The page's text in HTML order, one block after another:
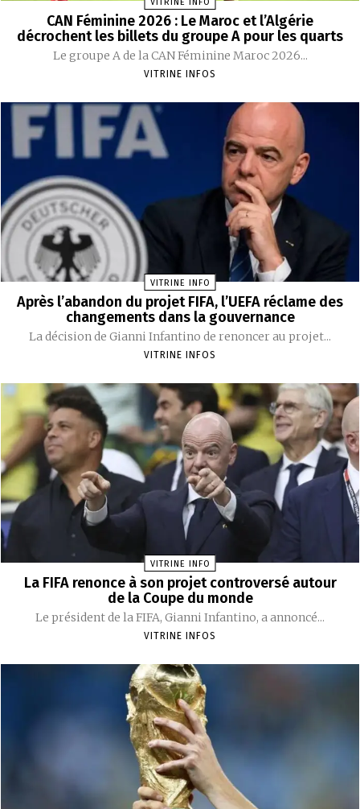
CAN Féminine 2026 : Le Maroc et l’Algérie
décrochent les billets du groupe A pour les quarts
Le groupe A de la CAN Féminine Maroc 2026...
VITRINE INFOS
VITRINE INFO
Après l’abandon du projet FIFA, l’UEFA réclame des
changements dans la gouvernance
La décision de Gianni Infantino de renoncer au projet...
VITRINE INFOS
VITRINE INFO
La FIFA renonce à son projet controversé autour
de la Coupe du monde
Le président de la FIFA, Gianni Infantino, a annoncé...
VITRINE INFOS